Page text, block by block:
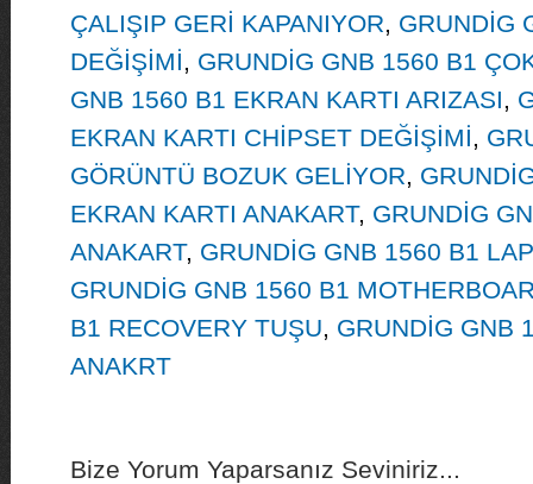
ÇALIŞIP GERİ KAPANIYOR, GRUNDİG
DEĞİŞİMİ, GRUNDİG GNB 1560 B1
GNB 1560 B1 EKRAN KARTI ARIZASI,
EKRAN KARTI CHİPSET DEĞİŞİMİ,
GÖRÜNTÜ BOZUK GELİYOR,
EKRAN KARTI ANAKART, GRUNDİG
ANAKART, GRUNDİG GNB 1560 B1
GRUNDİG GNB 1560 B1
B1 RECOVERY TUŞU, GRUNDİG GNB
ANAKRT
Bize Yorum Yaparsanız Seviniriz...